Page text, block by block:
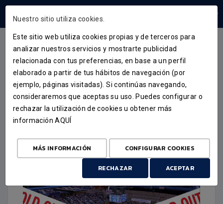
ACTUALIDAD
“A REBO-SAR”: ACTIVADA A
LIBERACIÓN DE ASENTOS
FRONTE AO MOVISTAR
ESTUDIANTES
23 DE ABRIL DE 2026
Nuestro sitio utiliza cookies.
Este sitio web utiliza cookies propias y de terceros para
analizar nuestros servicios y mostrarte publicidad
relacionada con tus preferencias, en base a un perfil
elaborado a partir de tus hábitos de navegación (por
ejemplo, páginas visitadas). Si continúas navegando,
consideraremos que aceptas su uso. Puedes configurar o
rechazar la utilización de cookies u obtener más
informaciónAQUÍ
MÁS INFORMACIÓN CONFIGURAR COOKIES
RECHAZAR ACEPTAR